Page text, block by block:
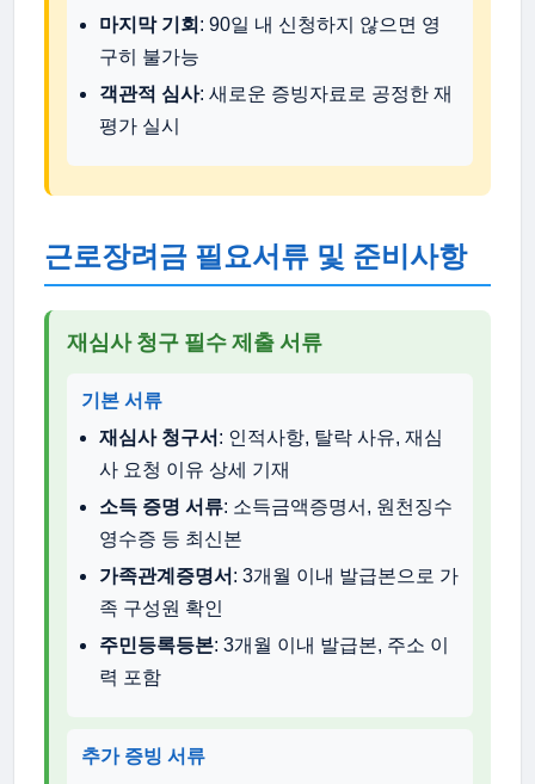
마지막 기회 : 90일 내 신청하지 않으면 영
구히 불가능
객관적 심사: 새로운 증빙자료로 공정한 재
평가 실시
근로장려금 필요서류 및 준비사항
재심사 청구 필수 제출 서류
기본 서류
재심사 청구서 : 인적사항, 탈락 사유, 재심
사 요청 이유 상세 기재
소득 증명 서류: 소득금액증명서, 원천징수
영수증 등 최신본
가족관계증명서 : 3개월 이내 발급본으로 가
족 구성원 확인
주민등록등본: 3개월 이내 발급본, 주소 이
력 포함
추가 증빙 서류